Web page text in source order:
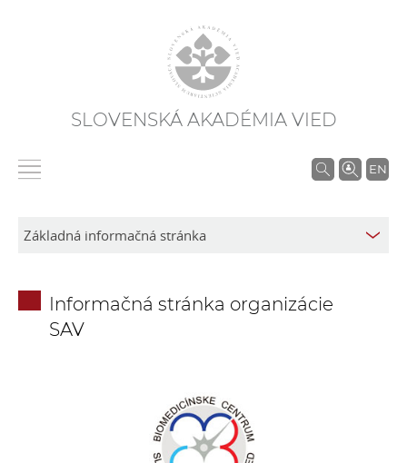
SLOVENSKÁ AKADÉMIA VIED
EN
V
Informačná stránka organizácie
SAV